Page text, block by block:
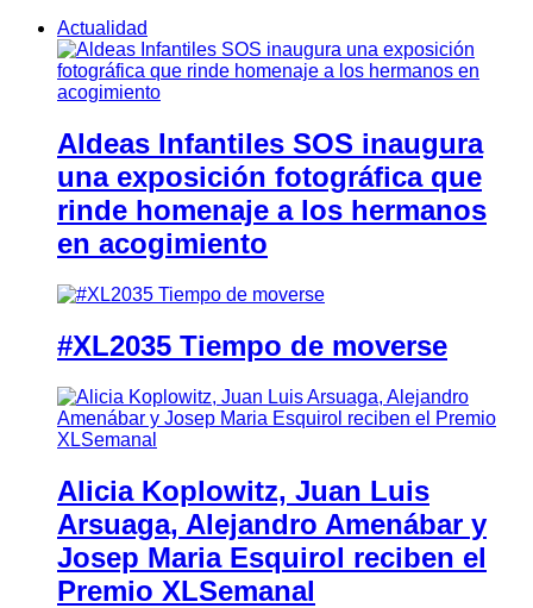
Actualidad
Aldeas Infantiles SOS inaugura
una exposición fotográfica que
rinde homenaje a los hermanos
en acogimiento
#XL2035 Tiempo de moverse
Alicia Koplowitz, Juan Luis
Arsuaga, Alejandro Amenábar y
Josep Maria Esquirol reciben el
Premio XLSemanal